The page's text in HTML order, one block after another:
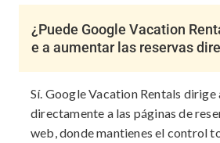
¿Puede Google Vacation
e a aumentar las reservas
Sí. Google Vacation Rentals dirige
directamente a las páginas de
web, donde mantienes el control